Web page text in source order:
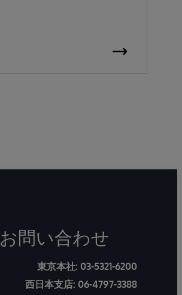
お問い合わせ
東京本社: 03-5321-6200
西日本支店: 06-4797-3388